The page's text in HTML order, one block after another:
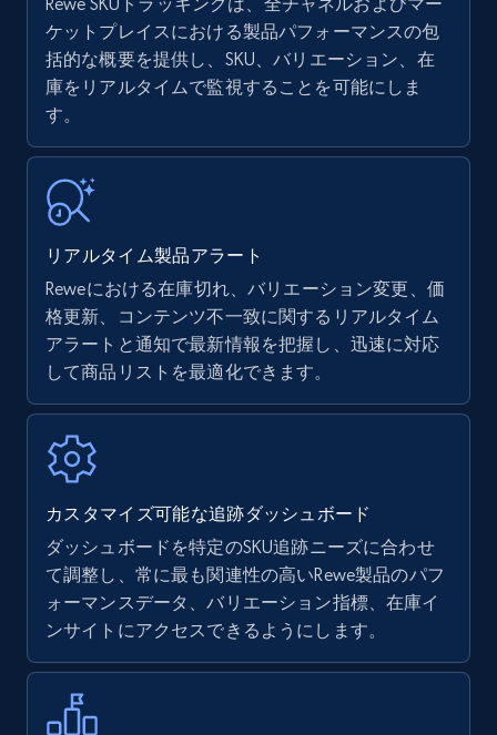
Amazon products - find products by using
upc numbers
Title, Seller name, Brand, Description, Initial
price, Currency, Availability, Reviews count, and
Amazon Reviews
URL, Product name, Product rating, Product
Author name, Asin, and more.
7.4K+
Walmart - products
URL, Final price, Sku, Currency, Gtin,
more.
ケットプレイスにおける製品パフォーマンスの包
括的な概要を提供し、SKU、バリエーション、在
庫をリアルタイムで監視することを可能にしま
す。
リアルタイム製品アラート
Reweにおける在庫切れ、バリエーション変更、価
格更新、コンテンツ不一致に関するリアルタイム
アラートと通知で最新情報を把握し、迅速に対応
して商品リストを最適化できます。
カスタマイズ可能な追跡ダッシュボード
ダッシュボードを特定のSKU追跡ニーズに合わせ
て調整し、常に最も関連性の高いRewe製品のパフ
ォーマンスデータ、バリエーション指標、在庫イ
ンサイトにアクセスできるようにします。